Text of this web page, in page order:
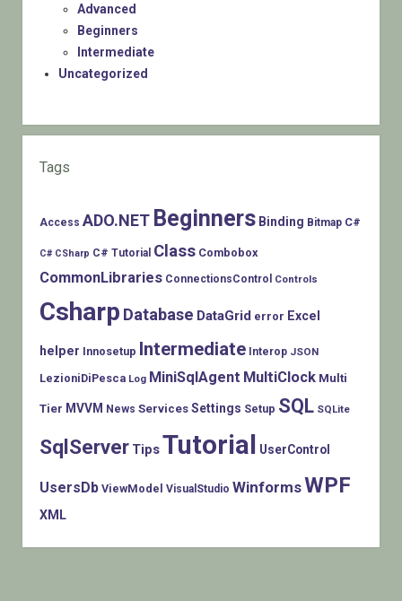
Advanced
Beginners
Intermediate
Uncategorized
Tags
Access ADO.NET Beginners Binding Bitmap C#
C# CSharp C# Tutorial Class Combobox
CommonLibraries ConnectionsControl Controls
Csharp Database DataGrid error Excel
helper Innosetup Intermediate Interop JSON
LezioniDiPesca Log MiniSqlAgent MultiClock Multi
Tier MVVM News Services Settings Setup SQL SQLite
SqlServer TipsTutorial UserControl
UsersDb ViewModel VisualStudio WinformsWPF
XML